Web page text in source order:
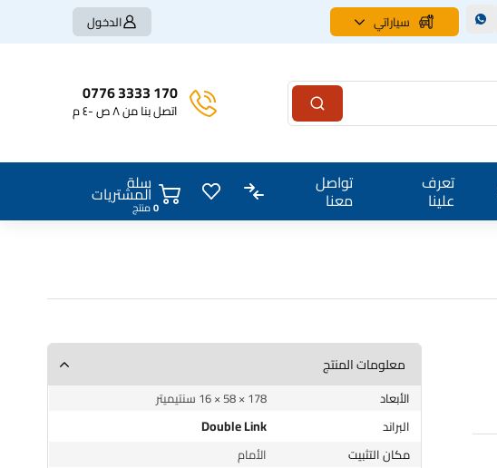
سياراتي الدخول
170 3333 0776
اتصل بنا من ٨ ص -٤ م
تعرف
علينا
تواصل
معنا
سلة
المشتريات0منتج
معلومات المنتج
الأبعاد
178 × 58 × 16 سنتيميتر
البراند
Double Link
مكان التثبيت
الأمام